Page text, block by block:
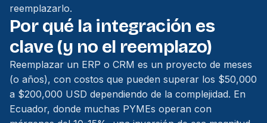
reemplazarlo.
Por qué la integración es
clave (y no el reemplazo)
Reemplazar un ERP o CRM es un proyecto de meses
(o años), con costos que pueden superar los $50,000
a $200,000 USD dependiendo de la complejidad. En
Ecuador, donde muchas PYMEs operan con